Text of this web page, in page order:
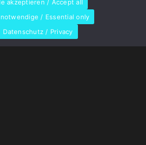
akzeptieren / Accept all
/ Essential only
Datenschutz / Privacy